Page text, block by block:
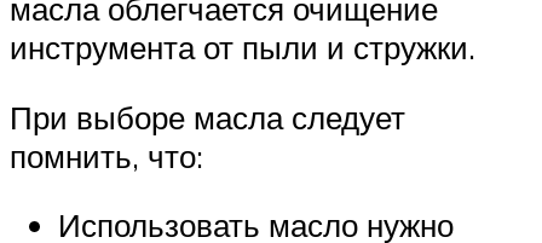
масла облегчается очищение
инструмента от пыли и стружки.
При выборе масла следует
помнить, что:
Использовать масло нужно